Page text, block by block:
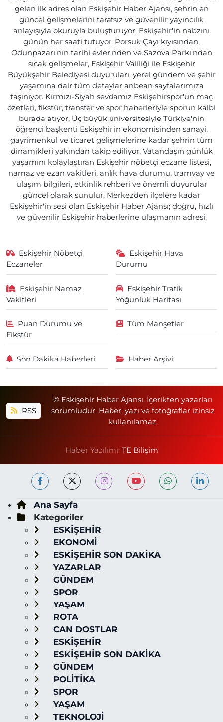
gelen ilk adres olan Eskişehir Haber Ajansı, şehrin en
güncel gelişmelerini tarafsız ve güvenilir yayıncılık
anlayışıyla okuruyla buluşturuyor; Eskişehir'in nabzını
günün her saati tutuyor. Porsuk Çayı kıyısından,
Odunpazarı'nın tarihi evlerinden ve Sazova Parkı'ndan
sıcak gelişmeler, Eskişehir Valiliği ile Eskişehir
Büyükşehir Belediyesi duyuruları, yerel gündem ve şehir
yaşamına dair tüm detaylar anbean sayfalarımıza
taşınıyor. Kırmızı-Siyah sevdamız Eskişehirspor'un maç
özetleri, fikstür, transfer ve spor haberleriyle sporun kalbi
burada atıyor. Üç büyük üniversitesiyle Türkiye'nin
öğrenci başkenti Eskişehir'in ekonomisinden sanayi,
gayrimenkul ve ticaret gelişmelerine kadar şehrin tüm
dinamikleri yakından takip ediliyor. Vatandaşın günlük
yaşamını kolaylaştıran Eskişehir nöbetçi eczane listesi,
namaz ve ezan vakitleri, anlık hava durumu, tramvay ve
ulaşım bilgileri, etkinlik rehberi ve önemli duyurular
güncel olarak sunulur. Merkezden ilçelere kadar
Eskişehir'in sesi olan Eskişehir Haber Ajansı; doğru, hızlı
ve güvenilir Eskişehir haberlerine ulaşmanın adresi.
Eskişehir Nöbetçi
Eczaneler
Eskişehir Hava
Durumu
Eskişehir Namaz
Vakitleri
Eskişehir Trafik
Yoğunluk Haritası
Puan Durumu ve
Fikstür
Tüm Manşetler
Son Dakika Haberleri Haber Arşivi
RSS
© Eskişehir Haber Ajansı. İçerikten yazarları
sorumludur. Haber, yazı ve fotoğraflar izinsiz
kullanılamaz.
Haber Yazılımı: TE Bilişim
Ana Sayfa
Kategoriler
ESKİŞEHİR
EKONOMİ
ESKİŞEHİR SON DAKİKA
YAZARLAR
GÜNDEM
SPOR
YAŞAM
ROTA
CAN DOSTLAR
ESKİŞEHİR
ESKİŞEHİR SON DAKİKA
GÜNDEM
POLİTİKA
SPOR
YAŞAM
TEKNOLOJİ